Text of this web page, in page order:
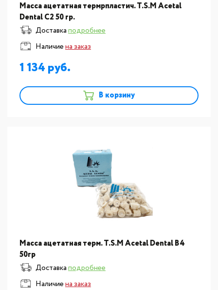
Масса ацетатная термрпластич. T.S.M Acetal
Dental С2 50 гр.
Доставкаподробнее
Наличиена заказ
1 134
В корзину
Масса ацетатная терм. T.S.M Acetal Dental В4
50гр
Доставкаподробнее
Наличиена заказ